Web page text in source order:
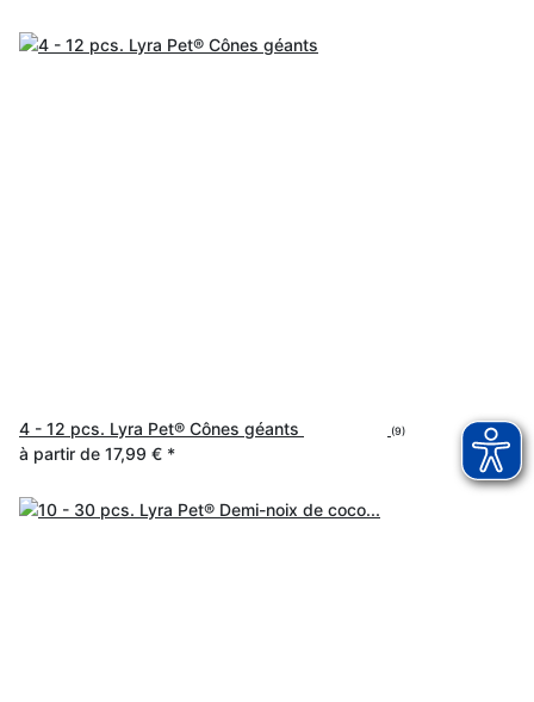
4 - 12 pcs. Lyra Pet® Cônes géants (9)
à partir de 17,99 € *